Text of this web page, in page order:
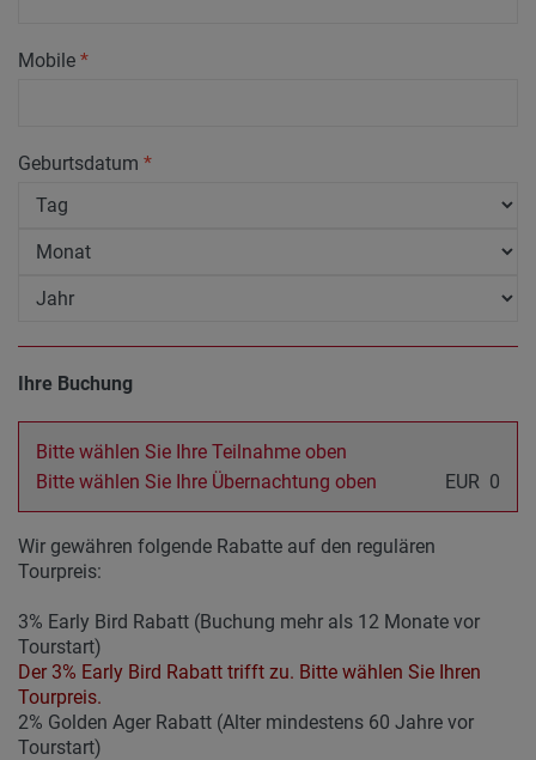
Mobile *
Geburtsdatum *
Ihre Buchung
Bitte wählen Sie Ihre Teilnahme oben
Bitte wählen Sie Ihre Übernachtung oben
EUR 0
Wir gewähren folgende Rabatte auf den regulären
Tourpreis:
3% Early Bird Rabatt (Buchung mehr als 12 Monate vor
Tourstart)
Der 3% Early Bird Rabatt trifft zu. Bitte wählen Sie Ihren
Tourpreis.
2% Golden Ager Rabatt (Alter mindestens 60 Jahre vor
Tourstart)